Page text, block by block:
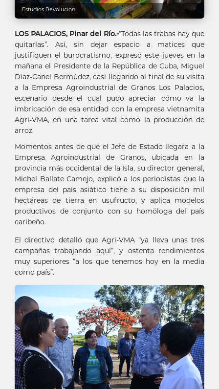
Estudios Revolucion
LOS PALACIOS, Pinar del Río.-“Todas las trabas hay que
quitarlas”. Así, sin dejar espacio a matices que
justifiquen el burocratismo, expresó este jueves en la
mañana el Presidente de la República de Cuba, Miguel
Díaz-Canel Bermúdez, casi llegando al final de su visita
a la Empresa Agroindustrial de Granos Los Palacios,
escenario desde el cual pudo apreciar cómo va la
imbricación de esa entidad con la empresa vietnamita
Agri-VMA, en una tarea vital como la producción de
arroz.
Momentos antes de que el Jefe de Estado llegara a la
Empresa Agroindustrial de Granos, ubicada en la
provincia más occidental de la Isla, su director general,
Michel Ballate Camejo, explicó a los periodistas que la
empresa del país asiático tiene a su disposición mil
hectáreas de tierra en usufructo, y aplica modelos
productivos de conjunto con su homóloga del país
caribeño.
El directivo detalló que Agri-VMA “ya lleva unas tres
campañas trabajando aquí”, y ostenta rendimientos
muy superiores “a los que tenemos hoy en la media
como país”.